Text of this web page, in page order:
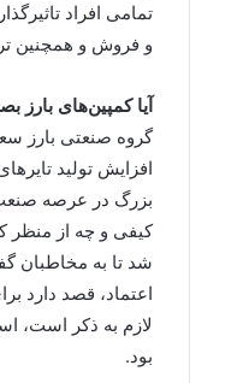
تمامی افراد
و فروش و همچنین
آیا کمپین‌های
گروه صنعتی بارز
افزایش تولید
بزرگ در عرصه صنعت
شد تا به مخاطبان
اعتماد، قصد دارد
لازم به ذکر است،
بود.